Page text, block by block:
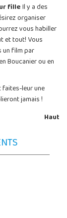
filleIl y a des
organiser
vous habiller
et tout! Vous
un film par
Boucanier ou en
leur une
jamais !
Haut